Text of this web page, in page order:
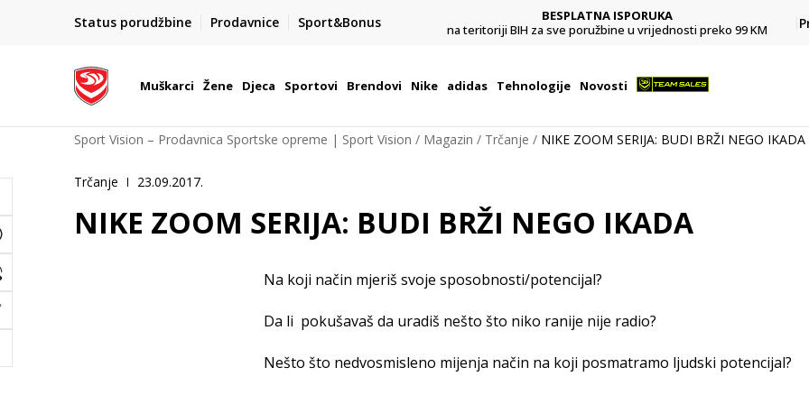
Status porudžbine Prodavnice Sport&Bonus
POZOVITE NAS NA : 055/490-400
Pon-Pet od 9h - 16h
BESPLATNA ISPORUKA
na teritoriji BIH za sve poružbine u vrijednosti preko 99 KM
Muškarci Žene Djeca Sportovi Brendovi Nike adidas Tehnologije Novosti
Sport Vision – Prodavnica Sportske opreme | Sport Vision Magazin Trčanje NIKE ZOOM SERIJA: BUDI BRŽI NEGO IKADA
Trčanje 23.09.2017.
NIKE ZOOM SERIJA: BUDI BRŽI NEGO IKADA
Na koji način mjeriš svoje sposobnosti/potencijal?
Da li pokušavaš da uradiš nešto što niko ranije nije radio?
Nešto što nedvosmisleno mijenja način na koji posmatramo ljudski potencijal?